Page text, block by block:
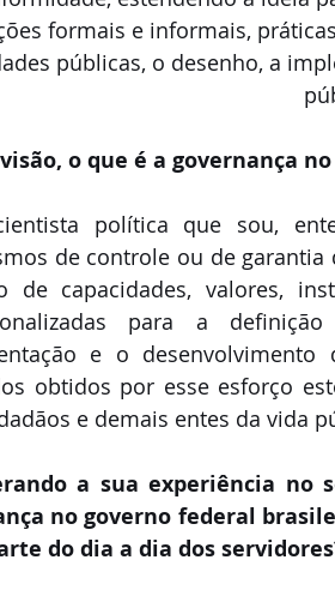
formais e informais,
públicas, o desenho, a
o que é a governança
política que sou,
de controle ou de
de capacidades, valores,
para a
e o
obtidos por esse esforço
e demais entes da vida
a sua experiência no
no governo federal
do dia a dia dos